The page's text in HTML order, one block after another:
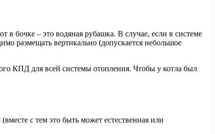
в бочке – это водяная рубашка. В случае, если в системе
размещать вертикально (допускается небольшое
КПД для всей системы отопления. Чтобы у котла был
с тем это быть может естественная или